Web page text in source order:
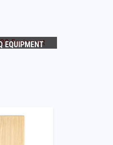
EQUIPMENT